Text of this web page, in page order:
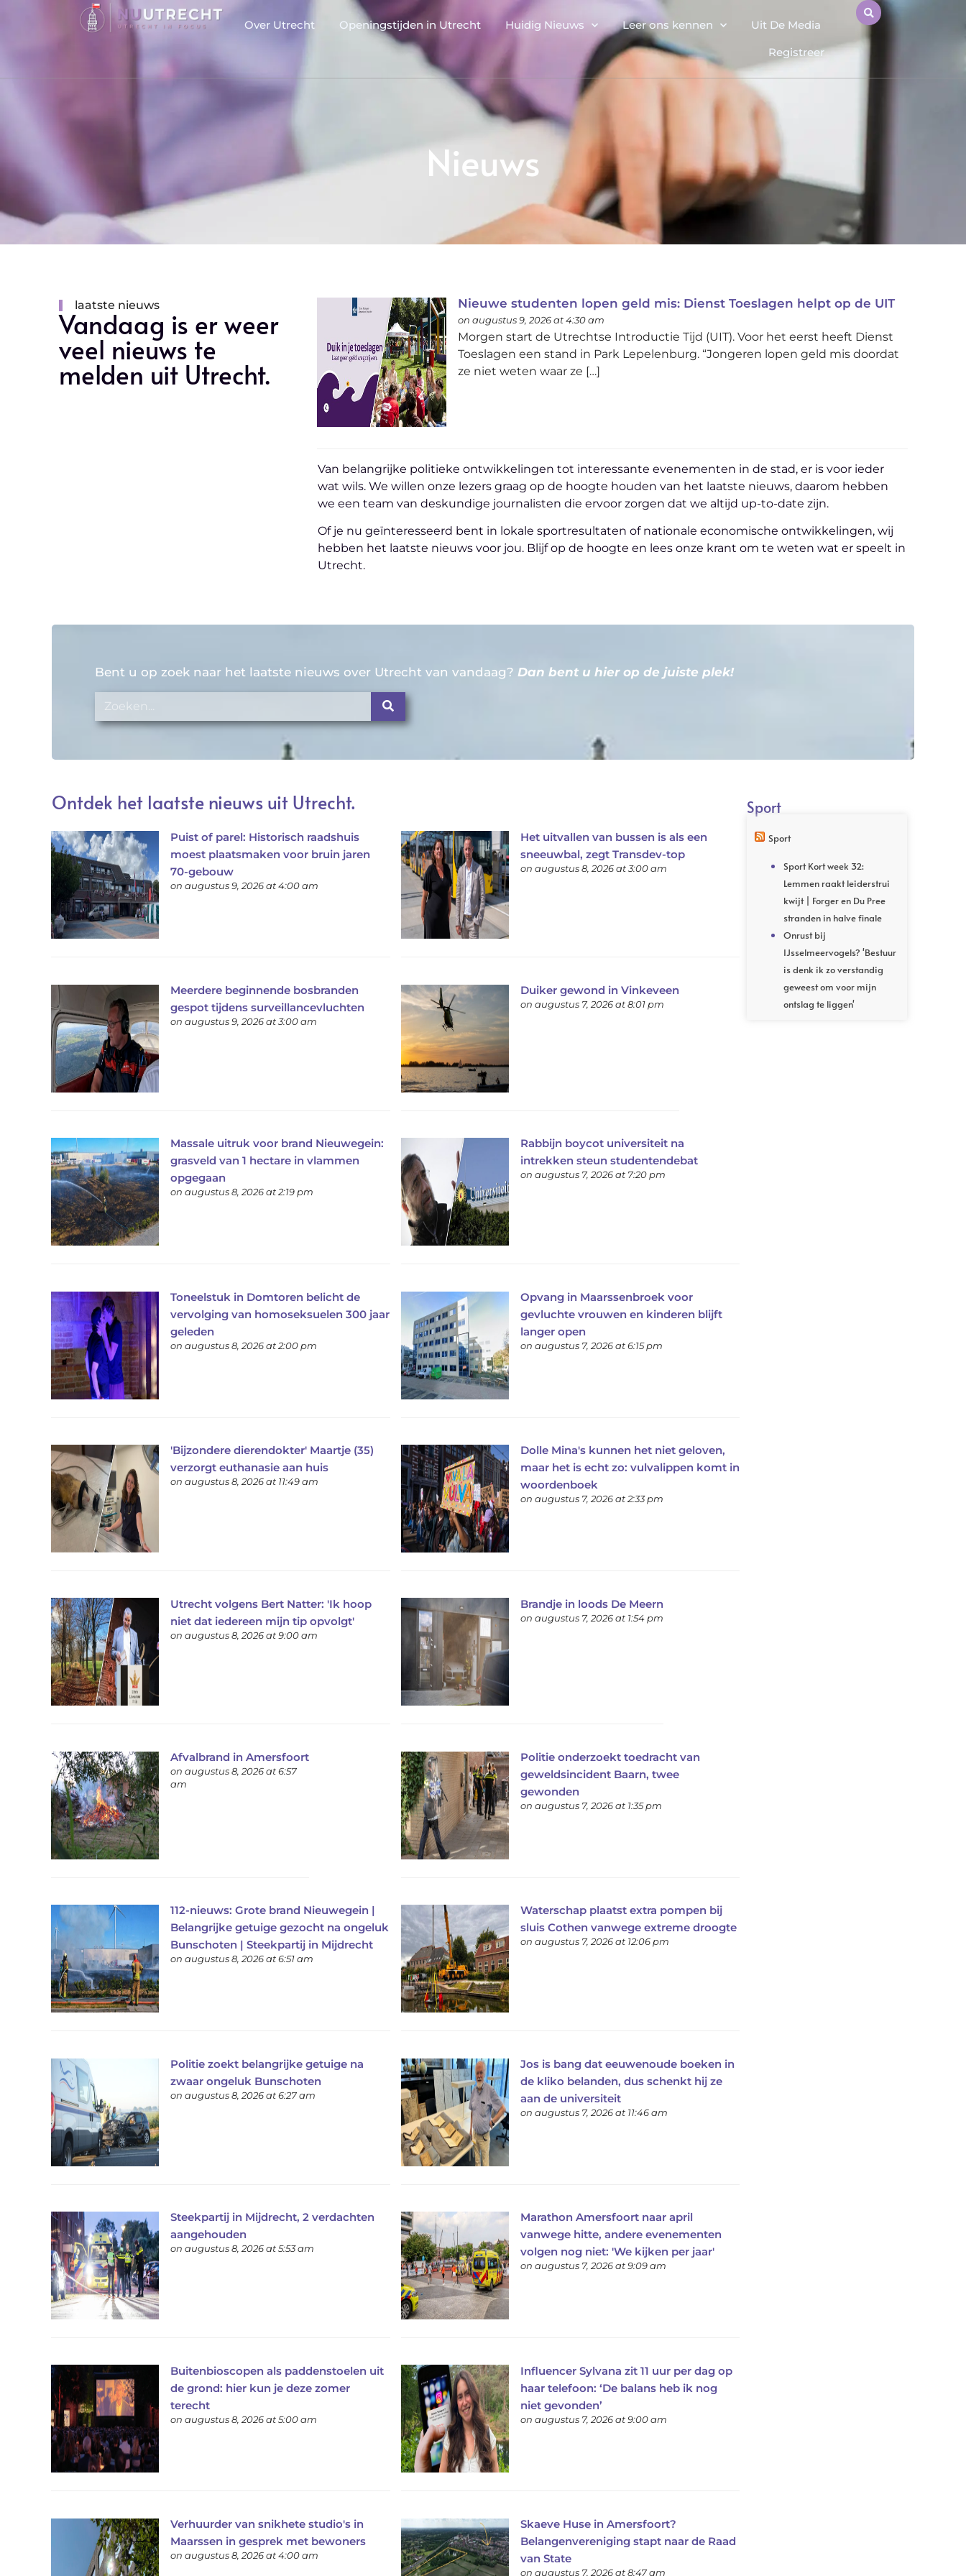
Over Utrecht Openingstijden in Utrecht Huidig Nieuws Leer ons kennen
Uit De Media
Registreer
Nieuws
laatste nieuws
Vandaag is er weer
veel nieuws te
melden uit Utrecht.
Nieuwe studenten lopen geld mis: Dienst Toeslagen helpt op de UIT
on augustus 9, 2026 at 4:30 am
Morgen start de Utrechtse Introductie Tijd (UIT). Voor het eerst heeft Dienst
Toeslagen een stand in Park Lepelenburg. “Jongeren lopen geld mis doordat
ze niet weten waar ze […]
Van belangrijke politieke ontwikkelingen tot interessante evenementen in de stad, er is voor ieder
wat wils. We willen onze lezers graag op de hoogte houden van het laatste nieuws, daarom hebben
we een team van deskundige journalisten die ervoor zorgen dat we altijd up-to-date zijn.
Of je nu geïnteresseerd bent in lokale sportresultaten of nationale economische ontwikkelingen, wij
hebben het laatste nieuws voor jou. Blijf op de hoogte en lees onze krant om te weten wat er speelt in
Utrecht.
Bent u op zoek naar het laatste nieuws over Utrecht van vandaag? Dan bent u hier op de juiste plek!
Ontdek het laatste nieuws uit Utrecht.
Puist of parel: Historisch raadshuis
moest plaatsmaken voor bruin jaren
70-gebouw
on augustus 9, 2026 at 4:00 am
Meerdere beginnende bosbranden
gespot tijdens surveillancevluchten
on augustus 9, 2026 at 3:00 am
Massale uitruk voor brand Nieuwegein:
grasveld van 1 hectare in vlammen
opgegaan
on augustus 8, 2026 at 2:19 pm
Toneelstuk in Domtoren belicht de
vervolging van homoseksuelen 300 jaar
geleden
on augustus 8, 2026 at 2:00 pm
'Bijzondere dierendokter' Maartje (35)
verzorgt euthanasie aan huis
on augustus 8, 2026 at 11:49 am
Utrecht volgens Bert Natter: 'Ik hoop
niet dat iedereen mijn tip opvolgt'
on augustus 8, 2026 at 9:00 am
Afvalbrand in Amersfoort
on augustus 8, 2026 at 6:57
am
112-nieuws: Grote brand Nieuwegein |
Belangrijke getuige gezocht na ongeluk
Bunschoten | Steekpartij in Mijdrecht
on augustus 8, 2026 at 6:51 am
Politie zoekt belangrijke getuige na
zwaar ongeluk Bunschoten
on augustus 8, 2026 at 6:27 am
Steekpartij in Mijdrecht, 2 verdachten
aangehouden
on augustus 8, 2026 at 5:53 am
Buitenbioscopen als paddenstoelen uit
de grond: hier kun je deze zomer
terecht
on augustus 8, 2026 at 5:00 am
Verhuurder van snikhete studio's in
Maarssen in gesprek met bewoners
on augustus 8, 2026 at 4:00 am
Het uitvallen van bussen is als een
sneeuwbal, zegt Transdev-top
on augustus 8, 2026 at 3:00 am
Duiker gewond in Vinkeveen
on augustus 7, 2026 at 8:01 pm
Rabbijn boycot universiteit na
intrekken steun studentendebat
on augustus 7, 2026 at 7:20 pm
Opvang in Maarssenbroek voor
gevluchte vrouwen en kinderen blijft
langer open
on augustus 7, 2026 at 6:15 pm
Dolle Mina's kunnen het niet geloven,
maar het is echt zo: vulvalippen komt in
woordenboek
on augustus 7, 2026 at 2:33 pm
Brandje in loods De Meern
on augustus 7, 2026 at 1:54 pm
Politie onderzoekt toedracht van
geweldsincident Baarn, twee
gewonden
on augustus 7, 2026 at 1:35 pm
Waterschap plaatst extra pompen bij
sluis Cothen vanwege extreme droogte
on augustus 7, 2026 at 12:06 pm
Jos is bang dat eeuwenoude boeken in
de kliko belanden, dus schenkt hij ze
aan de universiteit
on augustus 7, 2026 at 11:46 am
Marathon Amersfoort naar april
vanwege hitte, andere evenementen
volgen nog niet: 'We kijken per jaar'
on augustus 7, 2026 at 9:09 am
Influencer Sylvana zit 11 uur per dag op
haar telefoon: ‘De balans heb ik nog
niet gevonden’
on augustus 7, 2026 at 9:00 am
Skaeve Huse in Amersfoort?
Belangenvereniging stapt naar de Raad
van State
on augustus 7, 2026 at 8:47 am
Sport
Sport
Sport Kort week 32:
Lemmen raakt leiderstrui
kwijt | Forger en Du Pree
stranden in halve finale
Onrust bij
IJsselmeervogels? 'Bestuur
is denk ik zo verstandig
geweest om voor mijn
ontslag te liggen'